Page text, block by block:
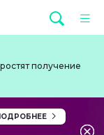
получение